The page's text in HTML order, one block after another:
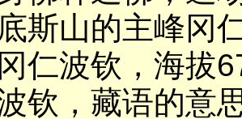
斯山的主峰冈
仁波钦，海拔
钦，藏语的意